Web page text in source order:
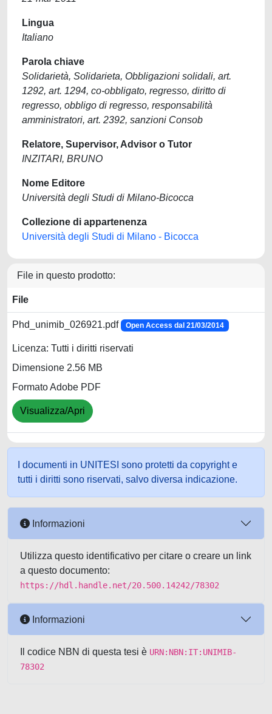
Lingua
Italiano
Parola chiave
Solidarietà, Solidarieta, Obbligazioni solidali, art.
1292, art. 1294, co-obbligato, regresso, diritto di
regresso, obbligo di regresso, responsabilità
amministratori, art. 2392, sanzioni Consob
Relatore, Supervisor, Advisor o Tutor
INZITARI, BRUNO
Nome Editore
Università degli Studi di Milano-Bicocca
Collezione di appartenenza
Università degli Studi di Milano - Bicocca
File in questo prodotto:
File
Phd_unimib_026921.pdf Open Access dal 21/03/2014
Licenza: Tutti i diritti riservati
Dimensione 2.56 MB
Formato Adobe PDF
Visualizza/Apri
I documenti in UNITESI sono protetti da copyright e
tutti i diritti sono riservati, salvo diversa indicazione.
Informazioni
Utilizza questo identificativo per citare o creare un link
a questo documento:
https://hdl.handle.net/20.500.14242/78302
Informazioni
Il codice NBN di questa tesi è URN:NBN:IT:UNIMIB-
78302